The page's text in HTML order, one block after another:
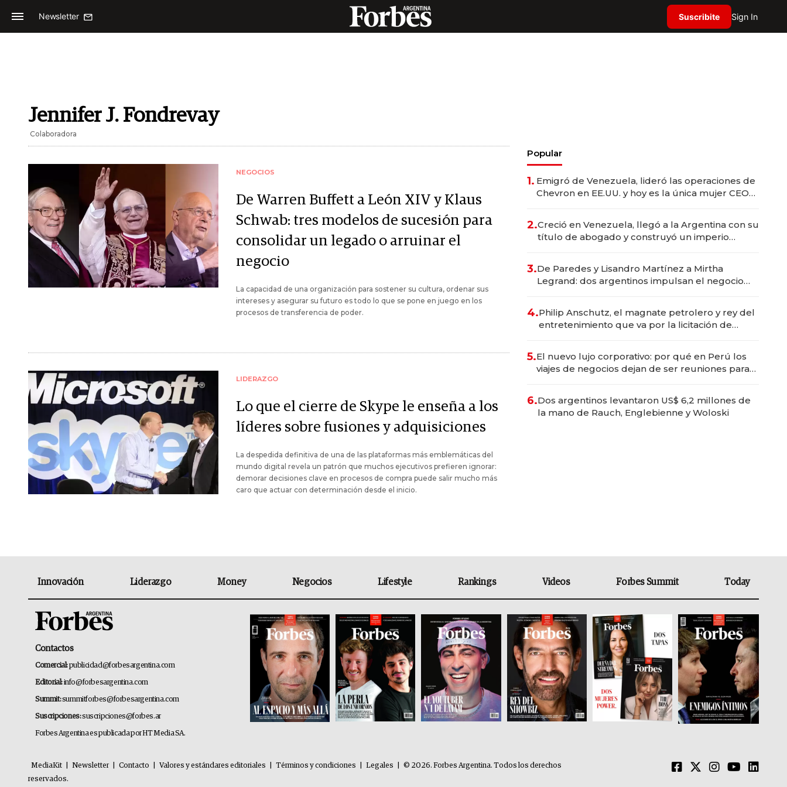
Newsletter Suscribite Sign In
Jennifer J. Fondrevay
Colaboradora
NEGOCIOS
De Warren Buffett a León XIV y Klaus
Schwab: tres modelos de sucesión para
consolidar un legado o arruinar el
negocio
La capacidad de una organización para sostener su cultura, ordenar sus
intereses y asegurar su futuro es todo lo que se pone en juego en los
procesos de transferencia de poder.
LIDERAZGO
Lo que el cierre de Skype le enseña a los
líderes sobre fusiones y adquisiciones
La despedida definitiva de una de las plataformas más emblemáticas del
mundo digital revela un patrón que muchos ejecutivos prefieren ignorar:
demorar decisiones clave en procesos de compra puede salir mucho más
caro que actuar con determinación desde el inicio.
Popular
1. Emigró de Venezuela, lideró las operaciones de
Chevron en EE.UU. y hoy es la única mujer CEO
2.Creció en Venezuela, llegó a la Argentina con su
título de abogado y construyó un imperio
3.De Paredes y Lisandro Martínez a Mirtha
Legrand: dos argentinos impulsan el negocio
4.Philip Anschutz, el magnate petrolero y rey del
entretenimiento que va por la licitación de
5.El nuevo lujo corporativo: por qué en Perú los
viajes de negocios dejan de ser reuniones para
6.Dos argentinos levantaron US$ 6,2 millones de
la mano de Rauch, Englebienne y Woloski
Innovación Liderazgo Money Negocios Lifestyle Rankings Videos Forbes Summit Today
Contactos
Comercial:publicidad@forbesargentina.com
Editorial:info@forbesargentina.com
Summit:summitforbes@forbesargentina.com
Suscripciones:suscripciones@forbes.ar
Forbes Argentina es publicada por HT Media SA.
MediaKit Newsletter Contacto Valores y estándares editoriales Términos y condiciones Legales
© 2026. Forbes Argentina. Todos los derechos
reservados.